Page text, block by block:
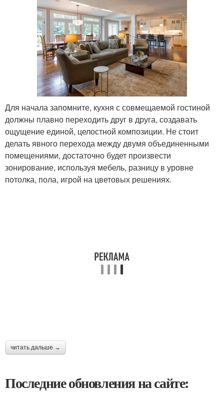
Для начала запомните, кухня с совмещаемой гостиной
должны плавно переходить друг в друга, создавать
ощущение единой, целостной композиции. Не стоит
делать явного перехода между двумя объединенными
помещениями, достаточно будет произвести
зонирование, используя мебель, разницу в уровне
потолка, пола, игрой на цветовых решениях.
читать дальше →
Последние обновления на сайте: